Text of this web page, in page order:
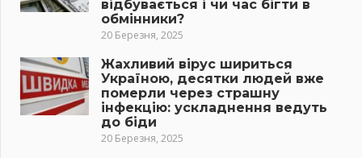
відбувається і чи час бігти в
обмінники?
20 Березня, 2025
Жахливий вірус шириться
Україною, десятки людей вже
померли через страшну
інфекцію: ускладнення ведуть
до біди
20 Березня, 2025